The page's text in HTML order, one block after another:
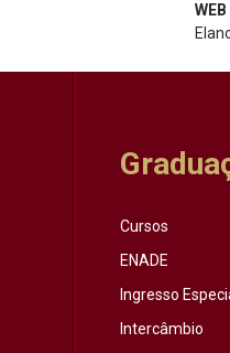
Cursos
ENADE
Ingresso
Intercâmbio